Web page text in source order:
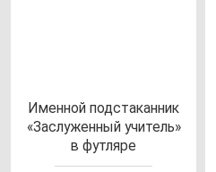
Имен­ной под­ста­кан­ник
«Зас­лу­жен­ный учи­тель»
в фут­ля­ре